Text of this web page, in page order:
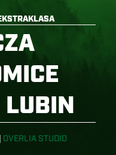
OVERLIA STUDIO